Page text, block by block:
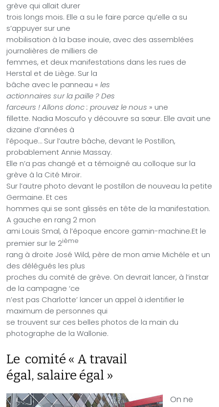
grève qui allait durer
trois longs mois. Elle a su le faire parce qu’elle a su
s’appuyer sur une
mobilisation à la base inouïe, avec des assemblées
journalières de milliers de
femmes, et deux manifestations dans les rues de
Herstal et de Liège. Sur la
bâche avec le panneau «les
actionnaires sur la paille ? Des
farceurs ! Allons donc : prouvez le nous » une
fillette. Nadia Moscufo y découvre sa sœur. Elle avait une
dizaine d’années à
l’époque… Sur l’autre bâche, devant le Postillon,
probablement Annie Massay.
Elle n’a pas changé et a témoigné au colloque sur la
grève à la Cité Miroir.
Sur l’autre photo devant le postillon de nouveau la petite
Germaine. Et ces
hommes qui se sont glissés en tête de la manifestation.
A gauche en rang 2 mon
ami Louis Smal, à l’époque encore gamin-machine.Et le
premier sur le 2ième
rang à droite José Wild, père de mon amie Michéle et un
des délégués les plus
proches du comité de grève. On devrait lancer, à l’instar
de la campagne ‘ce
n’est pas Charlotte’ lancer un appel à identifier le
maximum de personnes qui
se trouvent sur ces belles photos de la main du
photographe de la Wallonie.
Le comité « A travail
égal, salaire égal »
On ne